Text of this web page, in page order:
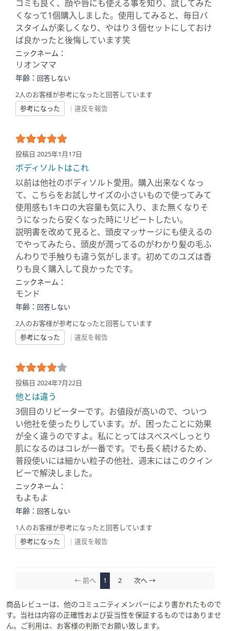
コミも良く、顔や唇にも使える事を知り、試してみた
くなって1個購入しました。使用してみると、毎日バ
スタイムが楽しくなり、やはり３個セットにしておけ
ば良かったと後悔しています笑
ニックネーム：
リオンママ
年齢： 回答しない
2人のお客様が参考になったと回答しています
参考になった
| 違反を報告
投稿日 2025年1月17日
ボディソルトはこれ
以前は他社のボディソルト愛用。購入出来なくなっ
て、こちらをお試しサイズの小さいもので使ってみて
使用感も1キロの大容量も気に入り、また無くなりそ
うになったら安くなった時にリピートしたい。
説明書を改めて見ると、頭皮マッサージにも使えるの
でやってみたら、頭皮が潤ってるのがわかり髪の毛ふ
んわりで手触りも違う気がします。初めてのユズは香
りも良く購入して良かったです。
ニックネーム：
モンド
年齢： 回答しない
2人のお客様が参考になったと回答しています
参考になった
| 違反を報告
投稿日 2024年7月22日
他とは違う
3個目のリピーターです。お値段が高いので、ついつ
い他社を使ったりしています。が、困ったことに効果
が全く違うのですよ。私にとってはスベスベしっとり
肌になるのはコレが一番です。でも長く続けるため、
普段使いには細かい粒子の他社、週末にはこのクイン
ビーで解決しました。
ニックネーム：
もよもよ
年齢： 回答しない
1人のお客様が参考になったと回答しています
参考になった
| 違反を報告
← 前へ 1 2 次へ →
商品レビューは、他のコミュニティメンバーにより書かれたもので
す。当社は内容の正確性および妥当性を保証するものではありませ
ん。ご利用は、お客様の判断でお願い致します。